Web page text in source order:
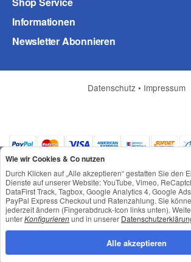
(* = Pflichtfelder)
Datenschutzerklärung
Frage abschicken
Informationen
Newsletter Abonnieren
Datenschutz • Impressum
*Alle Preise inkl. gesetzlicher USt.,
© © Toneroffice.de
Powered by
JTL-Shop
Konzeption und Umsetzung durch
Wie wir Cookies & Co nutzen
Durch Klicken auf „Alle akzeptieren“ gestatten Sie den
Dienste auf unserer Website: YouTube, Vimeo,
DataFirst Track, Tagbox, Google Analytics 4, Google
PayPal Express Checkout und Ratenzahlung. Sie
jederzeit ändern (Fingerabdruck-Icon links unten).
unterKonfigurierenund in unserer
Alle akzeptieren